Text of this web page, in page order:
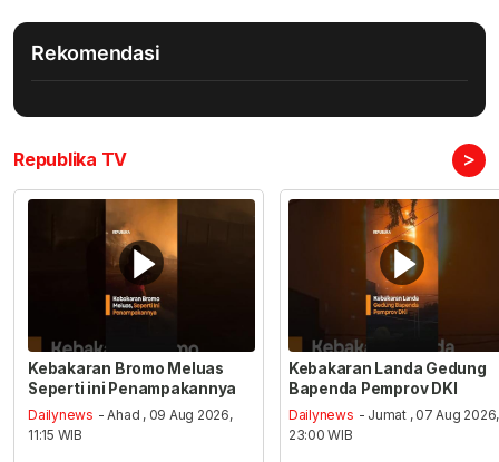
Rekomendasi
Republika TV >
Kebakaran Bromo Meluas
Seperti ini Penampakannya
Dailynews - Ahad , 09 Aug 2026,
11:15 WIB
Kebakaran Landa Gedung
Bapenda Pemprov DKI
Dailynews - Jumat , 07 Aug 2026,
23:00 WIB